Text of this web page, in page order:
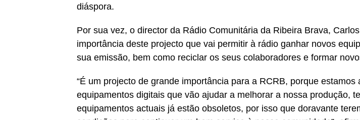
diáspora.
Por sua vez, o director da Rádio Comunitária da Ribeira Brava,
importância deste projecto que vai permitir à rádio ganhar novos
sua emissão, bem como reciclar os seus colaboradores e formar
“É um projecto de grande importância para a RCRB, porque estamos
equipamentos digitais que vão ajudar a melhorar a nossa produção,
equipamentos actuais já estão obsoletos, por isso que doravante